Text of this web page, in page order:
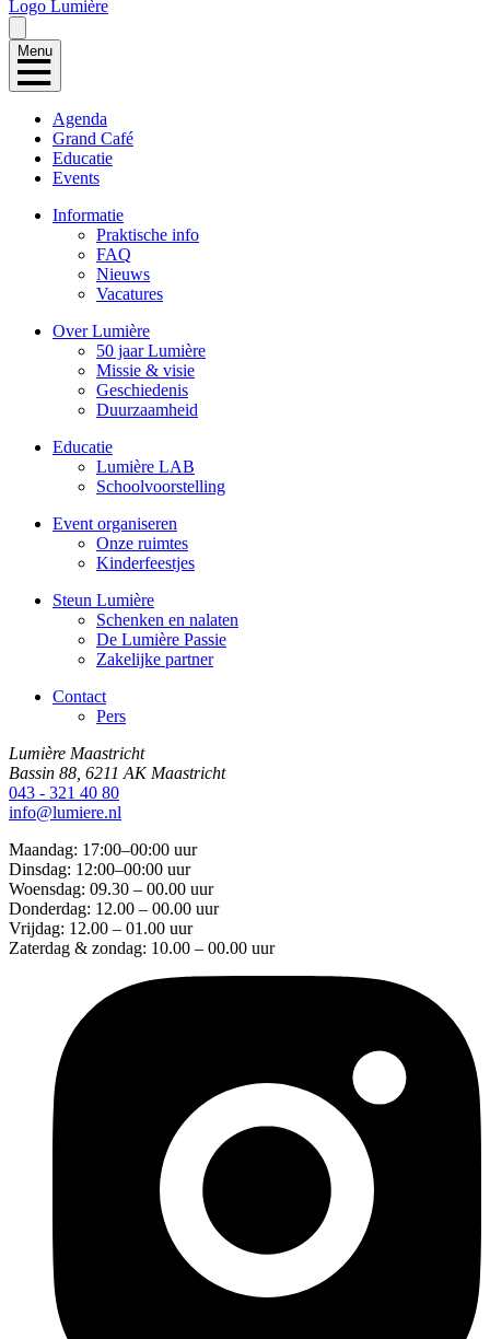
Logo Lumière
Menu
Agenda
Grand Café
Educatie
Events
Informatie
Praktische info
FAQ
Nieuws
Vacatures
Over Lumière
50 jaar Lumière
Missie & visie
Geschiedenis
Duurzaamheid
Educatie
Lumière LAB
Schoolvoorstelling
Event organiseren
Onze ruimtes
Kinderfeestjes
Steun Lumière
Schenken en nalaten
De Lumière Passie
Zakelijke partner
Contact
Pers
Lumière Maastricht
Bassin 88, 6211 AK Maastricht
043 - 321 40 80
info@lumiere.nl
Maandag: 17:00–00:00 uur
Dinsdag: 12:00–00:00 uur
Woensdag: 09.30 – 00.00 uur
Donderdag: 12.00 – 00.00 uur
Vrijdag: 12.00 – 01.00 uur
Zaterdag & zondag: 10.00 – 00.00 uur